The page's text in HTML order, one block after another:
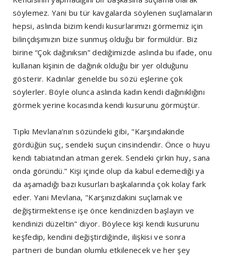
söylemez. Yani bu tür kavgalarda söylenen suçlamaların
hepsi, aslında bizim kendi kusurlarımızı görmemiz için
bilinçdışımızın bize sunmuş olduğu bir formüldür. Biz
birine “Çok dağınıksın” dediğimizde aslında bu ifade, onu
kullanan kişinin de dağınık olduğu bir yer olduğunu
gösterir. Kadınlar genelde bu sözü eşlerine çok
söylerler. Böyle olunca aslında kadın kendi dağınıklığını
görmek yerine kocasında kendi kusurunu görmüştür.
Tıpkı Mevlana’nın sözündeki gibi, "Karşındakinde
gördüğün suç, sendeki suçun cinsindendir. Önce o huyu
kendi tabiatından atman gerek. Sendeki çirkin huy, sana
onda göründü.” Kişi içinde olup da kabul edemediği ya
da aşamadığı bazı kusurları başkalarında çok kolay fark
eder. Yani Mevlana, "Karşınızdakini suçlamak ve
değiştirmektense işe önce kendinizden başlayın ve
kendinizi düzeltin" diyor. Böylece kişi kendi kusurunu
keşfedip, kendini değiştirdiğinde, ilişkisi ve sonra
partneri de bundan olumlu etkilenecek ve her şey